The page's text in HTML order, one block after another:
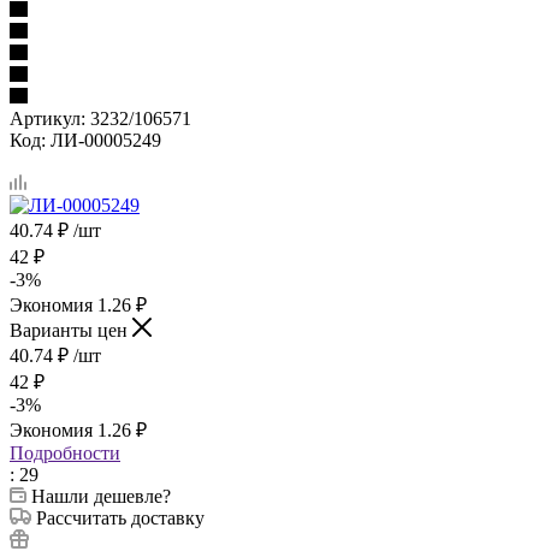
Артикул: 3232/106571
Код: ЛИ-00005249
40.74 ₽ /шт
42 ₽
-3%
Экономия 1.26 ₽
Варианты цен
40.74 ₽ /шт
42 ₽
-3%
Экономия 1.26 ₽
Подробности
: 29
Нашли дешевле?
Рассчитать доставку